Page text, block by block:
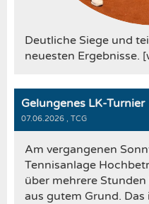
Deutliche Siege und
neuesten Ergebnisse.
Gelungenes LK-Turnier
07.06.2026 , TCG
Am vergangenen
Tennisanlage
über mehrere
aus gutem Grund.